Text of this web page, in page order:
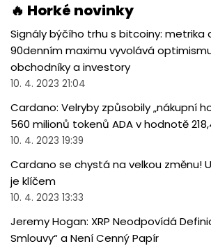
🔥 Horké novinky
Signály býčího trhu s bitcoiny: metrika
90denním maximu vyvolává
obchodníky a investory
10. 4. 2023 21:04
Cardano: Velryby způsobily „nákupní
560 milionů tokenů ADA v hodnotě
10. 4. 2023 19:39
Cardano se chystá na velkou změnu!
je klíčem
10. 4. 2023 13:33
Jeremy Hogan: XRP Neodpovídá
Smlouvy“ a Není Cenný Papír